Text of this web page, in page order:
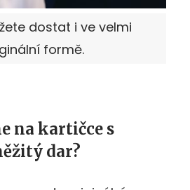
dostat i ve velmi
formě.
na kartičce s
dar?